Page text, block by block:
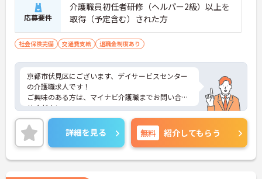
応募要件
介護職員初任者研修（ヘルパー2級）以上を
取得（予定含む）された方
社会保険完備 交通費支給 退職金制度あり
京都市伏見区にございます、デイサービスセンター
の介護職求人です！
ご興味のある方は、マイナビ介護職までお問い合わ
せください。
詳細を見る 無料 紹介してもらう